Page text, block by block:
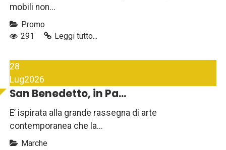
mobili non...
Promo
291
Leggi tutto...
28
Lug2026
San Benedetto, in Pa...
E’ ispirata alla grande rassegna di arte
contemporanea che la...
Marche